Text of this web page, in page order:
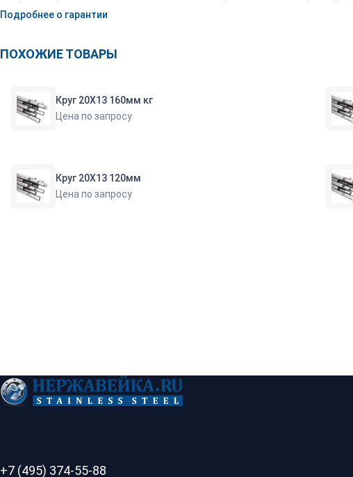
Подробнее о гарантии
ПОХОЖИЕ ТОВАРЫ
Круг 20Х13 160мм кг
Цена по запросу
Круг 20Х13 120мм
Цена по запросу
+7 (495) 374-55-88